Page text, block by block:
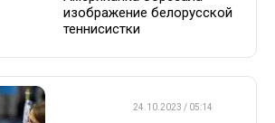
изображение белорусской
теннисистки
24.10.2023 / 05:14